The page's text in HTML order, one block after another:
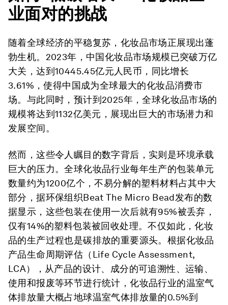
业面对的挑战
随着全球经济的平稳复苏，化妆品市场正展现出蓬
勃生机。2023年，中国化妆品市场规模已突破万亿
大关，达到10445.45亿元人民币，同比增长
3.61%，使得中国成为全球最大的化妆品消费市
场。与此同时，预计到2025年，全球化妆品市场的
规模将达到1132亿美元，展现出巨大的市场潜力和
发展空间。
然而，这些令人瞩目的数字背后，实则是环境承载
巨大的压力。全球化妆品行业每年生产的包装单元
数量约为1200亿个，不易分解的塑料材料占其中大
部分，据环保组织Beat The Micro Bead发布的数
据显示，这些包装在使用一次后就有95%被丢弃，
仅有14%的塑料包装被回收处理。不仅如此，化妆
品的生产过程也是碳排放的重要源头。根据化妆品
产品生命周期评估（Life Cycle Assessment,
LCA），从产品的设计、成分的可追溯性、运输、
使用和报废等环节进行统计，化妆品行业的温室气
体排放量大概占地球温室气体排放量的0.5%到